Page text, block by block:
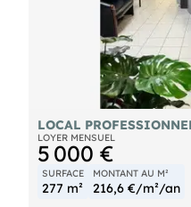
LOCAL
LOYER MENSUEL
5 000 €
SURFACE
277 m²
MONTANT AU M²
216,6 €/m²/an